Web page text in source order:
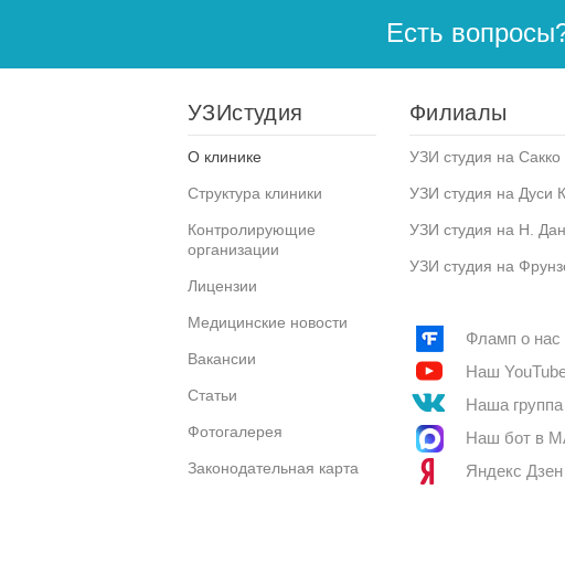
Есть
УЗИстудия
О клинике
Структура клиники
Контролирующие
организации
Лицензии
Медицинские новости
Вакансии
Статьи
Фотогалерея
Законодательная карта
Филиалы
УЗИ студия на
УЗИ студия на Дуси
УЗИ студия на Н.
УЗИ студия на
Фламп о нас
Наш
Наша
Наш бот в
Яндекс